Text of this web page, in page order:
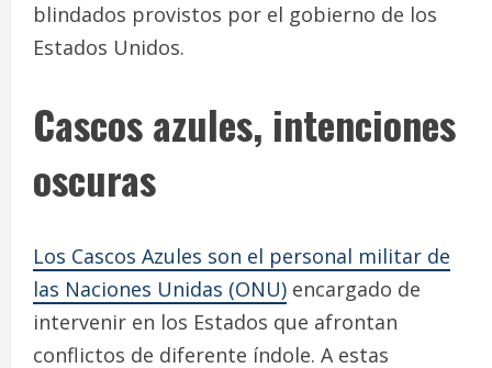
blindados provistos por el gobierno de los
Estados Unidos.
Cascos azules, intenciones
oscuras
Los Cascos Azules son el personal militar de
las Naciones Unidas (ONU) encargado de
intervenir en los Estados que afrontan
conflictos de diferente índole. A estas